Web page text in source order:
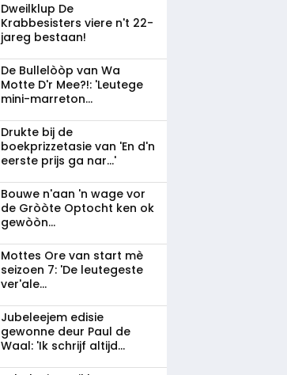
Dweilklup De
Krabbesisters viere n't 22-
jareg bestaan!
De Bullelòòp van Wa
Motte D'r Mee?!: 'Leutege
mini-marreton...
Drukte bij de
boekprizzetasie van 'En d'n
eerste prijs ga nar...'
Bouwe n'aan 'n wage vor
de Gròòte Optocht ken ok
gewòòn...
Mottes Ore van start mè
seizoen 7: 'De leutegeste
ver'ale...
Jubeleejem edisie
gewonne deur Paul de
Waal: 'Ik schrijf altijd...